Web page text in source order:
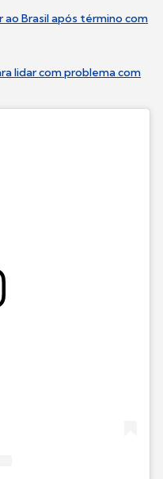
ao Brasil após término com
lidar com problema com